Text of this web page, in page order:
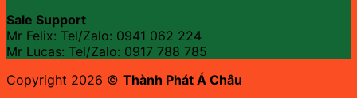
Sale Support
Mr Felix: Tel/Zalo: 0941 062 224
Mr Lucas: Tel/Zalo: 0917 788 785
Copyright 2026 © Thành Phát Á Châu